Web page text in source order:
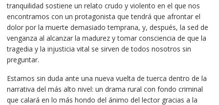
tranquilidad sostiene un relato crudo y violento en el que nos
encontramos con un protagonista que tendrá que afrontar el
dolor por la muerte demasiado temprana, y, después, la sed de
venganza al alcanzar la madurez y tomar consciencia de que la
tragedia y la injusticia vital se sirven de todos nosotros sin
preguntar.
Estamos sin duda ante una nueva vuelta de tuerca dentro de la
narrativa del más alto nivel: un drama rural con fondo criminal
que calará en lo más hondo del ánimo del lector gracias a la